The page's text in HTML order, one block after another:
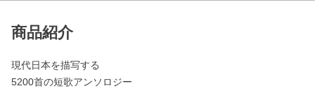
商品紹介
現代日本を描写する
5200首の短歌アンソロジー